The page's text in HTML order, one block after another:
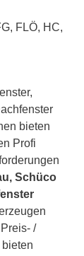
FLÖ, HC,
bieten
Profi
Schüco
/